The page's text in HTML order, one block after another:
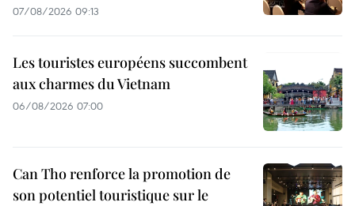
07/08/2026 09:13
Les touristes européens succombent
aux charmes du Vietnam
06/08/2026 07:00
Can Tho renforce la promotion de
son potentiel touristique sur le